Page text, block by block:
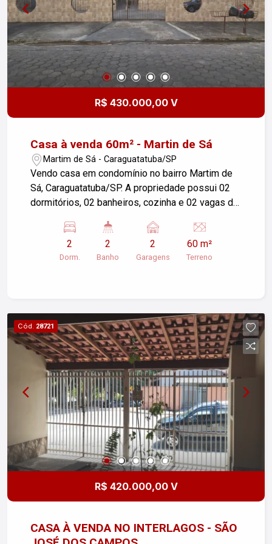
garagem cobertas. Diferenciais do Condomínio -
Salão de festas. - Amplo estacionamento para
visitas, garantindo total comodidade aos seus
convidados. - Portaria e segurança. Morar no
Centro de São José dos Campos significa ter
facilidade de acesso a pé ou a poucos minutos
de bancos, farmácias, comércios, restaurantes,
escolas e com fácil fluxo para as principais vias
hoje mesmo!
R$ 430.000,00 V
Casa à venda 60m² - Martin de Sá
Martim de Sá - Caraguatatuba/SP
Vendo casa em condomínio no bairro Martim de
Sá, Caraguatatuba/SP. A propriedade possui 02
dormitórios, 02 banheiros, cozinha e 02 vagas de
quem busca conforto e segurança em uma
localização privilegiada. Entre em contato para
mais informações ou para agendar uma visita!
2
Dorm.
2
Banho
2
Garagens
60 m²
Terreno
Cód. 28721
R$ 420.000,00 V
CASA À VENDA NO INTERLAGOS - SÃO